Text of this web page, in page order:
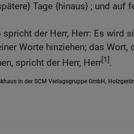
Tage {hinaus} ; und auf
spricht der Herr, Herr: Es wird
Worte hinziehen; das Wort,
spricht der Herr, Herr[1].
in der SCM Verlagsgruppe GmbH,